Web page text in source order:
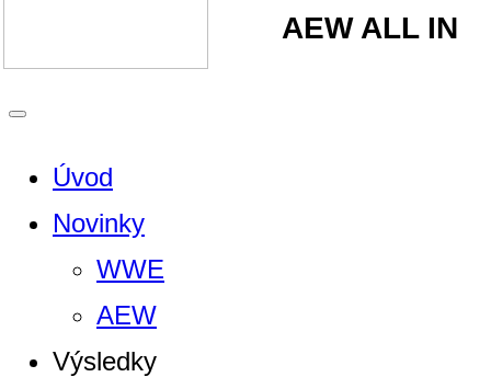
AEW ALL IN
Úvod
Novinky
WWE
AEW
Výsledky